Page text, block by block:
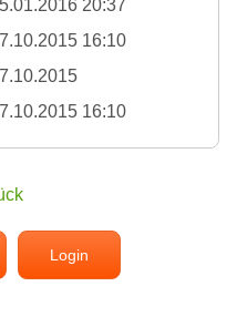
20:37
16:10
16:10
Login